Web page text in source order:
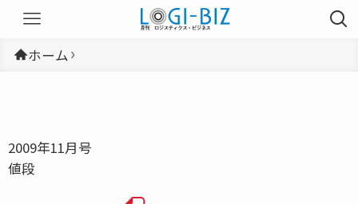
ホーム
2009年11月号
値段